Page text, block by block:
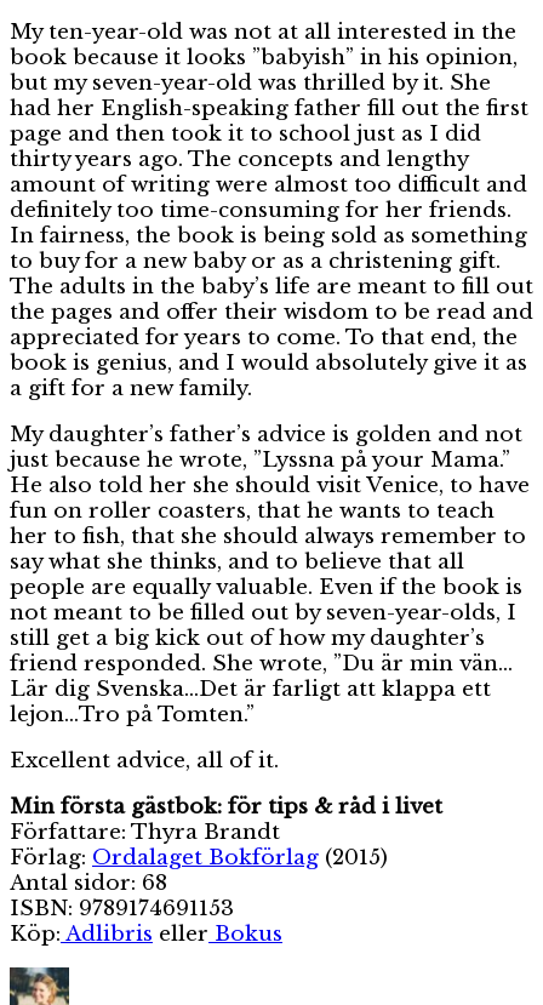
My ten-year-old was not at all interested in the
book because it looks ”babyish” in his opinion,
but my seven-year-old was thrilled by it. She
had her English-speaking father fill out the first
page and then took it to school just as I did
thirty years ago. The concepts and lengthy
amount of writing were almost too difficult and
definitely too time-consuming for her friends.
In fairness, the book is being sold as something
to buy for a new baby or as a christening gift.
The adults in the baby’s life are meant to fill out
the pages and offer their wisdom to be read and
appreciated for years to come. To that end, the
book is genius, and I would absolutely give it as
a gift for a new family.
My daughter’s father’s advice is golden and not
just because he wrote, ”Lyssna på your Mama.”
He also told her she should visit Venice, to have
fun on roller coasters, that he wants to teach
her to fish, that she should always remember to
say what she thinks, and to believe that all
people are equally valuable. Even if the book is
not meant to be filled out by seven-year-olds, I
still get a big kick out of how my daughter’s
friend responded. She wrote, ”Du är min vän…
Lär dig Svenska…Det är farligt att klappa ett
lejon…Tro på Tomten.”
Excellent advice, all of it.
Min första gästbok: för tips & råd i livet
Författare: Thyra Brandt
Förlag: Ordalaget Bokförlag (2015)
Antal sidor: 68
ISBN: 9789174691153
Köp: Adlibris eller Bokus